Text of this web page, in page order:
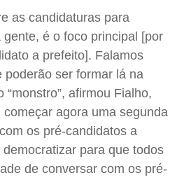
as candidaturas para
é o foco principal [por
a prefeito]. Falamos
poderão ser formar lá na
“monstro”, afirmou Fialho,
agora uma segunda
os pré-candidatos a
democratizar para que todos
de conversar com os pré-